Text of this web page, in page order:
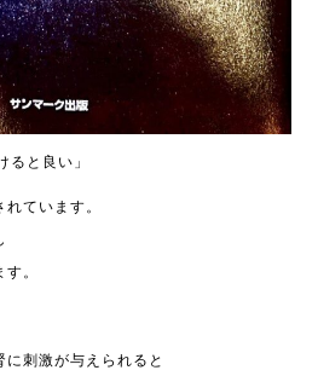
ると良い」
れています。
。
刺激が与えられると